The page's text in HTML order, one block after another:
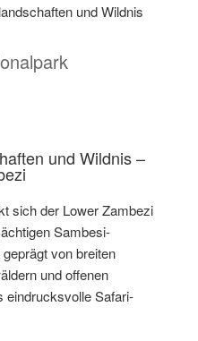
und Wildnis
und Wildnis –
sich der Lower Zambezi
Sambesi-
von breiten
und offenen
eindrucksvolle Safari-